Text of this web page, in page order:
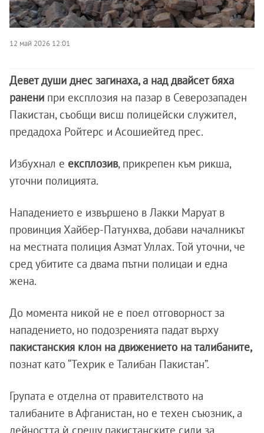
12 май 2026 12:01
Девет души днес загинаха, а над двайсет бяха
ранени при експлозия на пазар в Северозападен
Пакистан, съобщи висш полицейски служител,
предадоха Ройтерс и Асошиейтед прес.
Избухнал е експлозив, прикрепен към рикша,
уточни полицията.
Нападението е извършено в Лакки Маруат в
провинция Хайбер-Патунхва, добави началникът
на местната полиция Азмат Уллах. Той уточни, че
сред убитите са двама пътни полицаи и една
жена.
До момента никой не е поел отговорност за
нападението, но подозренията падат върху
пакистанския клон на движението на талибаните,
познат като “Техрик е Талибан Пакистан”.
Групата е отделна от правителството на
талибаните в Афганистан, но е техен съюзник, а
дейността ѝ срещу пакистанските сили за